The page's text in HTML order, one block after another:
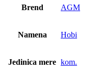
Brend AGM
Namena Hobi
Jedinica mere kom.